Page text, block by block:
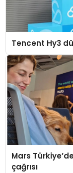
Tencent Hy3
Mars
çağrısı